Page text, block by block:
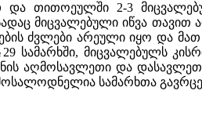
თითოეულში 2-3
მიცვალებული იწვა
ძვლები არეული იყო და
სამარხში, მიცვალებულს
აღმოსავლეთი და
სამარხთა